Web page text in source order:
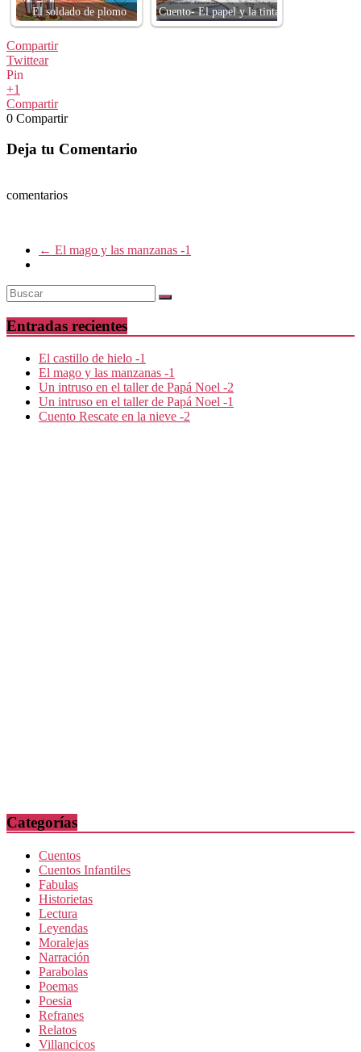
El soldado de plomo Cuento- El papel y la tinta
Compartir
Twittear
Pin
+1
Compartir
0 Compartir
Deja tu Comentario
comentarios
← El mago y las manzanas -1
Entradas recientes
El castillo de hielo -1
El mago y las manzanas -1
Un intruso en el taller de Papá Noel -2
Un intruso en el taller de Papá Noel -1
Cuento Rescate en la nieve -2
Categorías
Cuentos
Cuentos Infantiles
Fabulas
Historietas
Lectura
Leyendas
Moralejas
Narración
Parabolas
Poemas
Poesia
Refranes
Relatos
Villancicos